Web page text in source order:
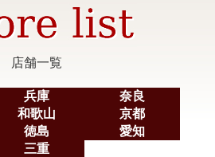
店舗一覧
兵庫
奈良
和歌山
京都
徳島
愛知
三重